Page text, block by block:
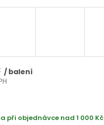
/ balení
při objednávce nad 1 000 Kč